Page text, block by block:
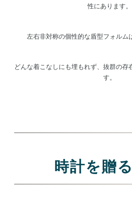
性にあります。
左右非対称の個性的な盾型フォルム
どんな着こなしにも埋もれず、抜群の存
す。
時計を贈